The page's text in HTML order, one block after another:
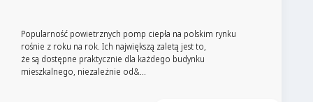
Popularność powietrznych pomp ciepła na polskim rynku
rośnie z roku na rok. Ich największą zaletą jest to,
że są dostępne praktycznie dla każdego budynku
mieszkalnego, niezależnie od&...